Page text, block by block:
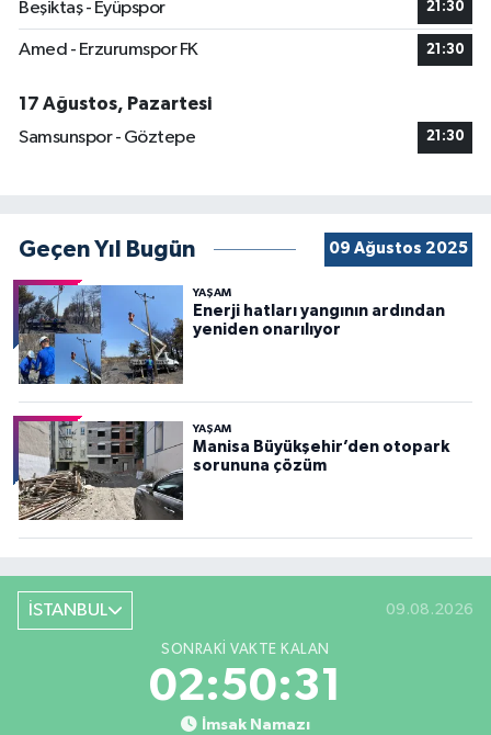
Beşiktaş - Eyüpspor 21:30
Amed - Erzurumspor FK 21:30
17 Ağustos, Pazartesi
Samsunspor - Göztepe
21:30
Geçen Yıl Bugün 09 Ağustos 2025
YAŞAM
Enerji hatları yangının ardından
yeniden onarılıyor
YAŞAM
Manisa Büyükşehir’den otopark
sorununa çözüm
İSTANBUL 09.08.2026
SONRAKI VAKTE KALAN
02:50:29
İmsak Namazı